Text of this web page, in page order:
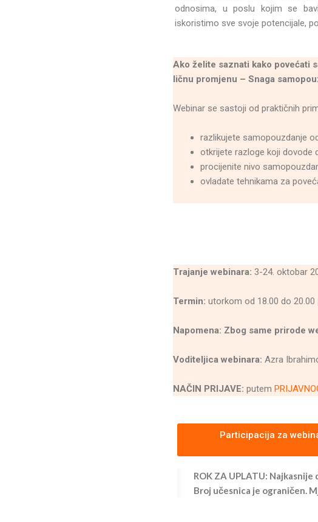
odnosima, u poslu kojim se
iskoristimo sve svoje potencijale,
Ako želite saznati kako povećati
ličnu promjenu – Snaga
Webinar se sastoji od praktičnih
razlikujete samopouzdanje
otkrijete razloge koji dovode
procijenite nivo
ovladate tehnikama za
Trajanje webinara: 3-24. oktobar
Termin: utorkom od 18.00 do 20.00
Napomena: Zbog same prirode
Voditeljica webinara: Azra
NAČIN PRIJAVE: putem
Participacija za
ROK ZA UPLATU:
Broj učesnica je ograničen.